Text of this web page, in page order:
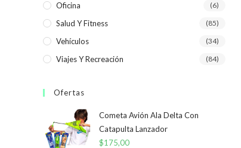
Oficina (6)
Salud Y Fitness (85)
Vehículos (34)
Viajes Y Recreación (84)
Ofertas
Cometa Avión Ala Delta Con
Catapulta Lanzador
$175,00